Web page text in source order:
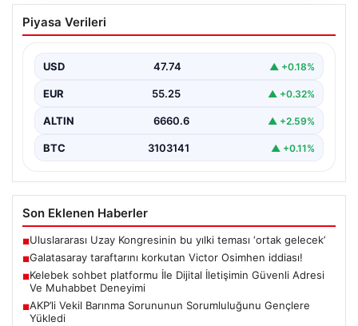
Galatasaray taraftarını korkutan Victor
Osimhen iddiası!
Piyasa Verileri
USD 47.74 ▲ +0.18%
EUR 55.25 ▲ +0.32%
ALTIN 6660.6 ▲ +2.59%
BTC 3103141 ▲ +0.11%
Son Eklenen Haberler
■Uluslararası Uzay Kongresinin bu yılki teması ‘ortak gelecek’
■Galatasaray taraftarını korkutan Victor Osimhen iddiası!
■Kelebek sohbet platformu İle Dijital İletişimin Güvenli Adresi
Ve Muhabbet Deneyimi
■AKP’li Vekil Barınma Sorununun Sorumluluğunu Gençlere
Yükledi